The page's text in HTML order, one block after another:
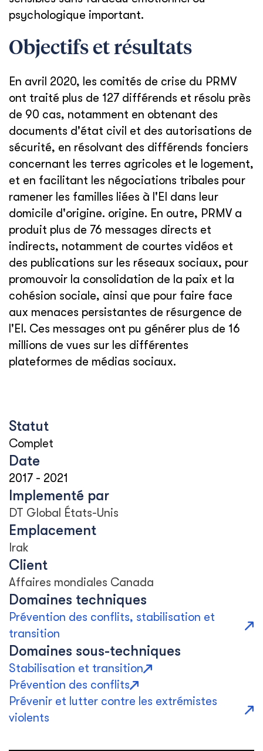
psychologique important.
Objectifs et résultats
En avril 2020, les comités de crise du PRMV
ont traité plus de 127 différends et résolu près
de 90 cas, notamment en obtenant des
documents d'état civil et des autorisations de
sécurité, en résolvant des différends fonciers
concernant les terres agricoles et le logement,
et en facilitant les négociations tribales pour
ramener les familles liées à l'EI dans leur
domicile d'origine. origine. En outre, PRMV a
produit plus de 76 messages directs et
indirects, notamment de courtes vidéos et
des publications sur les réseaux sociaux, pour
promouvoir la consolidation de la paix et la
cohésion sociale, ainsi que pour faire face
aux menaces persistantes de résurgence de
l'EI. Ces messages ont pu générer plus de 16
millions de vues sur les différentes
plateformes de médias sociaux.
Statut
Complet
Date
2017- 2021
Implementé par
DT Global États-Unis
Emplacement
Irak
Client
Affaires mondiales Canada
Domaines techniques
Prévention des conflits, stabilisation et
transition
Domaines sous-techniques
Stabilisation et transition
Prévention des conflits
Prévenir et lutter contre les extrémistes
violents